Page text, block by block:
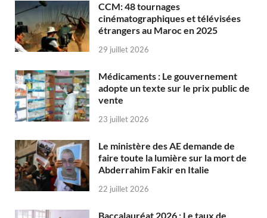
CCM: 48 tournages
cinématographiques et télévisées
étrangers au Maroc en 2025
29 juillet 2026
Médicaments : Le gouvernement
adopte un texte sur le prix public de
vente
23 juillet 2026
Le ministère des AE demande de
faire toute la lumière sur la mort de
Abderrahim Fakir en Italie
22 juillet 2026
Baccalauréat 2026 : Le taux de